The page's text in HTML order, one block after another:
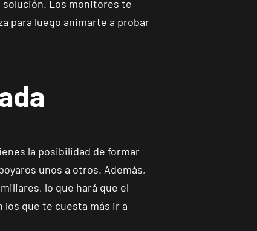
solución. Los monitores te
para luego animarte a probar
la posibilidad de formar
unos a otros. Además,
lo que hará que el
que te cuesta más ir a